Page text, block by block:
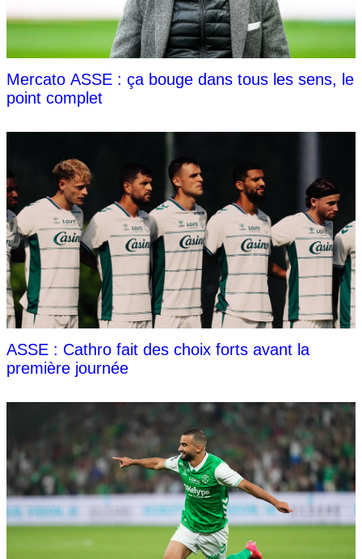
Mercato ASSE : ça bouge dans tous les sens, le
point complet
ASSE : Cathro fait des choix forts avant la
première journée